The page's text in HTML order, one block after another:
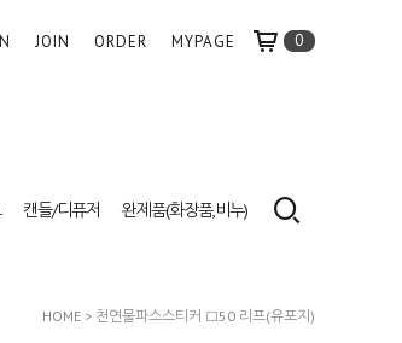
JOIN ORDER MYPAGE 0
캔들/디퓨저 완제품(화장품,비누)
HOME > 천연물파스스티커 □50 리프(유포지)